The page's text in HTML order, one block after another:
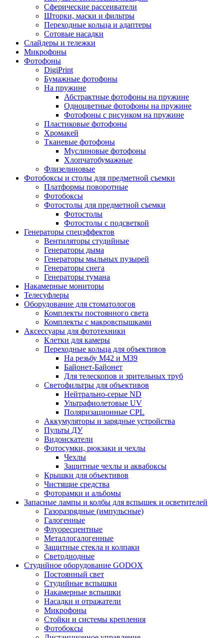
Сферические рассеиватели
Шторки, маски и фильтры
Переходные кольца и адаптеры
Сотовые насадки
Слайдеры и тележки
Микрофоны
Фотофоны
DigiPrint
Бумажные фотофоны
На пружине
Абстрактные фотофоны на пружине
Одноцветные фотофоны на пружине
Фотофоны с рисунком на пружине
Пластиковые фотофоны
Хромакей
Тканевые фотофоны
Муслиновые фотофоны
Хлопчатобумажные
Флизелиновые
Фотобоксы и столы для предметной съемки
Платформы поворотные
Фотобоксы
Фотостолы для предметной съемки
Фотостолы
Фотостолы с подсветкой
Генераторы спецэффектов
Вентиляторы студийные
Генераторы дыма
Генераторы мыльных пузырей
Генераторы снега
Генераторы тумана
Накамерные мониторы
Телесуфлеры
Оборудование для стоматологов
Комплекты постоянного света
Комплекты с макровспышками
Аксессуары для фототехники
Клетки для камеры
Переходные кольца для объективов
На резьбу М42 и М39
Байонет-Байонет
Для телескопов и зрительных труб
Светофильтры для объективов
Нейтрально-серые ND
Ультрафиолетовые UV
Поляризационные CPL
Аккумуляторы и зарядные устройства
Пульты ДУ
Видоискатели
Фотосумки, рюкзаки и чехлы
Чехлы
Защитные чехлы и аквабоксы
Крышки для объективов
Чистящие средства
Фоторамки и альбомы
Запасные лампы и колбы для вспышек и осветителей
Газоразрядные (импульсные)
Галогенные
Флуоресцентные
Металлогалогенные
Защитные стекла и колпаки
Светодиодные
Студийное оборудование GODOX
Постоянный свет
Студийные вспышки
Накамерные вспышки
Насадки и отражатели
Микрофоны
Стойки и системы крепления
Фотобоксы